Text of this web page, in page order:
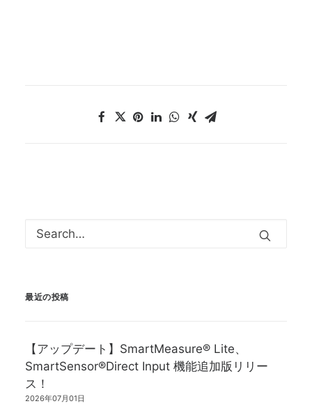
最近の投稿
【アップデート】SmartMeasure® Lite、
SmartSensor®Direct Input 機能追加版リリー
ス！
2026年07月01日